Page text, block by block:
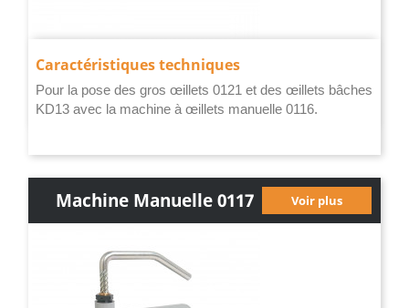
Caractéristiques techniques
Pour la pose des gros œillets 0121 et des œillets bâches
KD13 avec la machine à œillets manuelle 0116.
Machine Manuelle 0117
(sans Réservoir)
Voir plus